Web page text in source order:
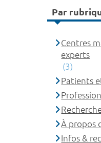
Par
Centres
experts
(3)
Patients
À propos
Infos &